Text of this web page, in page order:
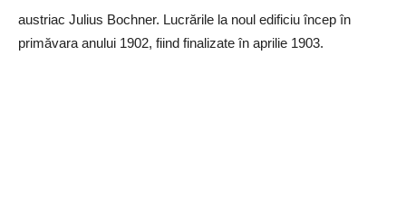
austriac Julius Bochner. Lucrările la noul edificiu încep în
primăvara anului 1902, fiind finalizate în aprilie 1903.